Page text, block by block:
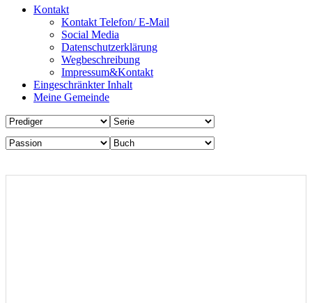
Kontakt
Kontakt Telefon/ E-Mail
Social Media
Datenschutzerklärung
Wegbeschreibung
Impressum&Kontakt
Eingeschränkter Inhalt
Meine Gemeinde